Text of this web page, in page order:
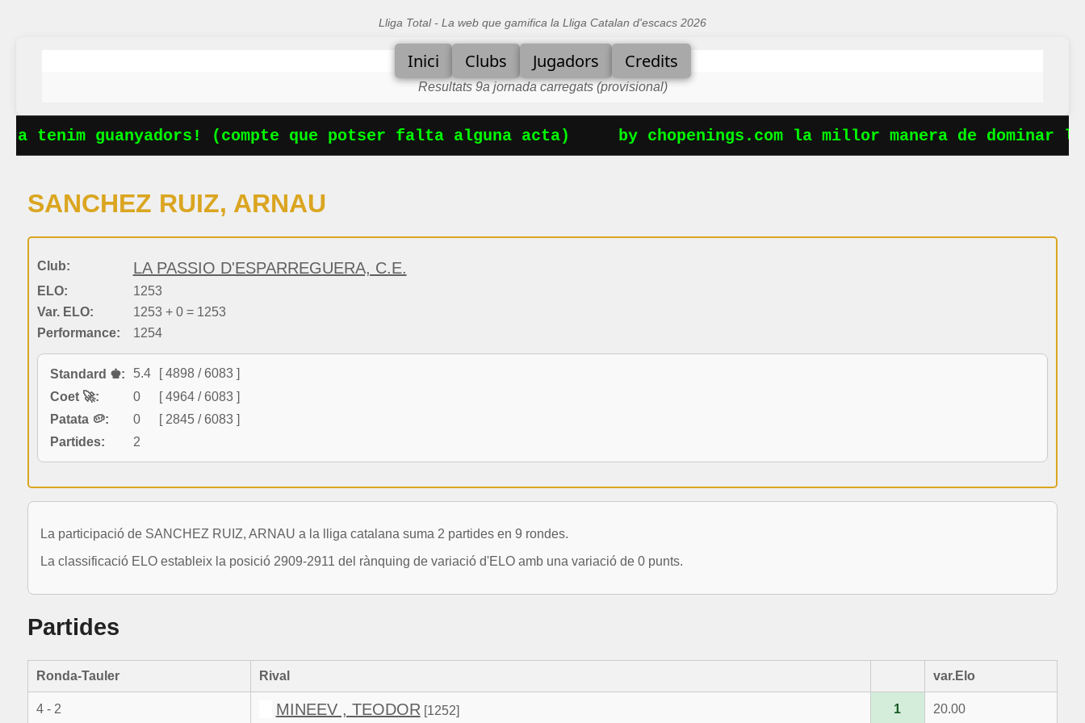
Lliga Total - La web que gamifica la Lliga Catalan d'escacs 2026
Inici Clubs Jugadors Credits
Resultats 9a jornada carregats (provisional)
tenim guanyadors! (compte que potser falta alguna acta) by chopenings.com la millor manera de dominar
SANCHEZ RUIZ, ARNAU
Club: LA PASSIO D'ESPARREGUERA, C.E.
ELO:
1253
Var. ELO:
1253 + 0 = 1253
Performance:
1254
Standard ♚: 5.4
[ 4898 / 6083 ]
Coet 🚀:
0
[ 4964 / 6083 ]
Patata 🥔:
0
[ 2845 / 6083 ]
Partides:
2
La participació de SANCHEZ RUIZ, ARNAU a la lliga catalana suma 2 partides en 9 rondes.
La classificació ELO estableix la posició 2909-2911 del rànquing de variació d'ELO amb una variació de 0 punts.
Partides
Ronda-Tauler Rival var.Elo
4 - 2 MINEEV , TEODOR [1252] 1 20.00